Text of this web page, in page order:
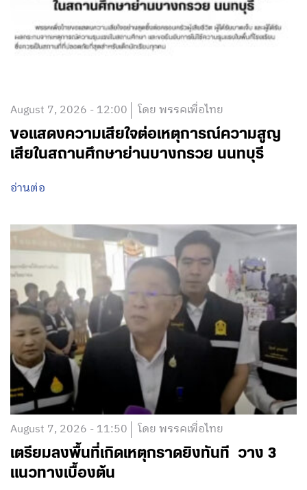
August 7, 2026 - 12:00 โดย พรรคเพื่อไทย
ขอแสดงความเสียใจต่อเหตุการณ์ความสูญ
เสียในสถานศึกษาย่านบางกรวย นนทบุรี
อ่านต่อ
August 7, 2026 - 11:50 โดย พรรคเพื่อไทย
เตรียมลงพื้นที่เกิดเหตุกราดยิงทันที วาง 3
แนวทางเบื้องต้น